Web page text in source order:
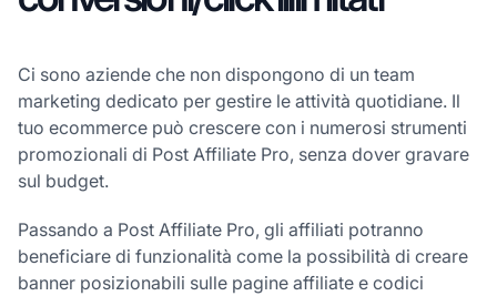
Ci sono aziende che non dispongono di un team
marketing dedicato per gestire le attività quotidiane. Il
tuo ecommerce può crescere con i numerosi strumenti
promozionali di Post Affiliate Pro, senza dover gravare
sul budget.
Passando a Post Affiliate Pro, gli affiliati potranno
beneficiare di funzionalità come la possibilità di creare
banner posizionabili sulle pagine affiliate e codici